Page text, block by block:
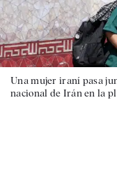
Una mujer iraní pasa
nacional de Irán en la